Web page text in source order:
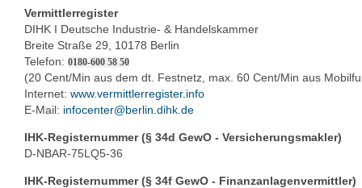
Vermittlerregister
DIHK I Deutsche Industrie- & Handelskammer
Breite Straße 29, 10178 Berlin
Telefon: 0180-600 58 50
(20 Cent/Min aus dem dt. Festnetz, max. 60 Cent/Min aus
Internet: www.vermittlerregister.info
E-Mail: infocenter@berlin.dihk.de
IHK-Registernummer (§ 34d GewO - Versicherungsmakler)
D-NBAR-75LQ5-36
IHK-Registernummer (§ 34f GewO - Finanzanlagenvermittler)